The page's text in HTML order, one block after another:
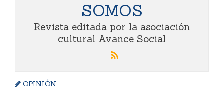
SOMOS
Revista editada por la asociación
cultural Avance Social
OPINIÓN